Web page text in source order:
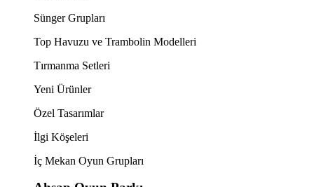
Sünger Grupları
Top Havuzu ve Trambolin Modelleri
Tırmanma Setleri
Yeni Ürünler
Özel Tasarımlar
İlgi Köşeleri
İç Mekan Oyun Grupları